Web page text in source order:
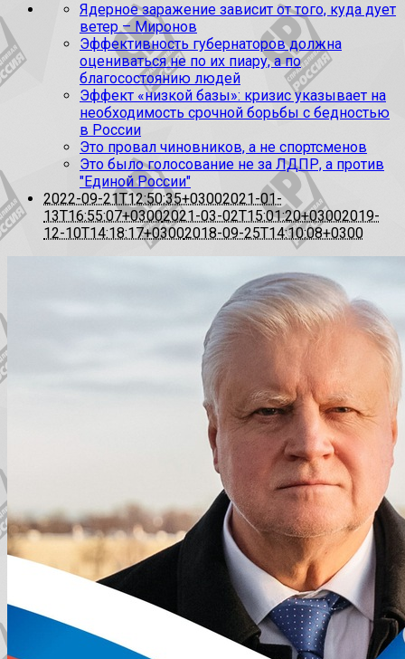
Ядерное заражение зависит от того, куда дует
ветер – Миронов
Эффективность губернаторов должна
оцениваться не по их пиару, а по
благосостоянию людей
Эффект «низкой базы»: кризис указывает на
необходимость срочной борьбы с бедностью
в России
Это провал чиновников, а не спортсменов
Это было голосование не за ЛДПР, а против
"Единой России"
2022-09-21T12:50:35+03002021-01-
13T16:55:07+03002021-03-02T15:01:20+03002019-
12-10T14:18:17+03002018-09-25T14:10:08+0300